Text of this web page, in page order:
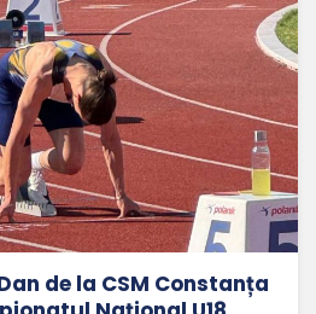
de la CSM Constanța